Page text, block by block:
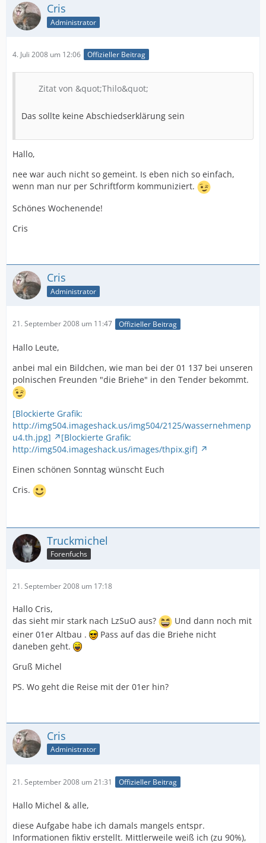
Cris
Administrator
4. Juli 2008 um 12:06 Offizieller Beitrag
Zitat von &quot;Thilo&quot;
Das sollte keine Abschiedserklärung sein
Hallo,
nee war auch nicht so gemeint. Is eben nich so einfach,
wenn man nur per Schriftform kommuniziert.
Schönes Wochenende!
Cris
Cris
Administrator
21. September 2008 um 11:47 Offizieller Beitrag
Hallo Leute,
anbei mal ein Bildchen, wie man bei der 01 137 bei unseren
polnischen Freunden "die Briehe" in den Tender bekommt.
[Blockierte Grafik:
http://img504.imageshack.us/img504/2125/wassernehmenp
u4.th.jpg]
[Blockierte Grafik:
http://img504.imageshack.us/images/thpix.gif]
Einen schönen Sonntag wünscht Euch
Cris.
Truckmichel
Forenfuchs
21. September 2008 um 17:18
Hallo Cris,
das sieht mir stark nach LzSuO aus?
Und dann noch mit
einer 01er Altbau .
Pass auf das die Briehe nicht
daneben geht.
Gruß Michel
PS. Wo geht die Reise mit der 01er hin?
Cris
Administrator
21. September 2008 um 21:31 Offizieller Beitrag
Hallo Michel & alle,
diese Aufgabe habe ich damals mangels entspr.
Informationen fiktiv erstellt. Mittlerweile weiß ich (zu 90%),